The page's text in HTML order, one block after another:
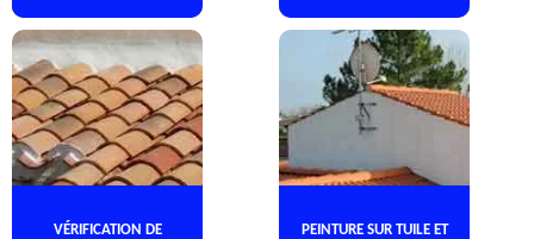
VÉRIFICATION DE
PEINTURE SUR TUILE ET